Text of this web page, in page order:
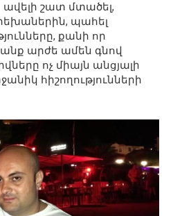
շատ մտածել,
պահել
քանի որ
արժե ամեն գնով
ոչ միայն անցյալի
հիշողությունների